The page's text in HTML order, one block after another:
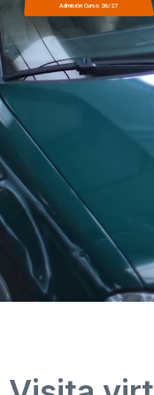
Admisión Curso 26/27